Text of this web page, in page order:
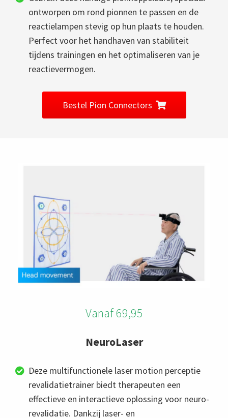
ontworpen om rond pionnen te passen en de
reactielampen stevig op hun plaats te houden.
Perfect voor het handhaven van stabiliteit
tijdens trainingen en het optimaliseren van je
reactievermogen.
Bestel Pion Connectors
Vanaf 69,95
NeuroLaser
Deze multifunctionele laser motion perceptie
revalidatietrainer biedt therapeuten een
effectieve en interactieve oplossing voor neuro-
revalidatie. Dankzij laser- en